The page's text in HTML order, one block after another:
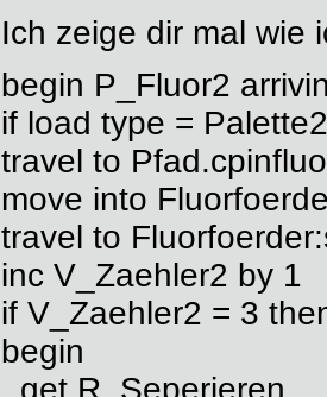
Ich zeige dir mal wie
begin P_Fluor2
if load type =
travel to
move into
travel to
inc V_Zaehler2 by 1
if V_Zaehler2 = 3
begin
get R_Seperieren